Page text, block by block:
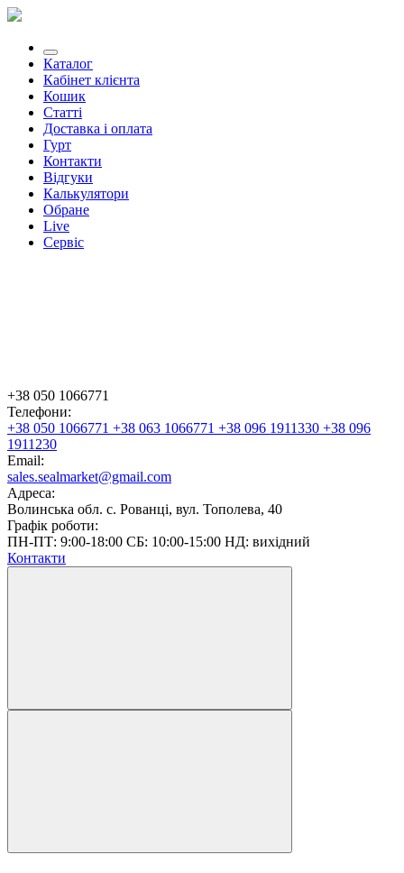
Каталог
Кабінет клієнта
Кошик
Статті
Доставка і оплата
Гурт
Контакти
Відгуки
Калькулятори
Обране
Live
Сервіс
+38 050 1066771
Телефони:
+38 050 1066771 +38 063 1066771 +38 096 1911330 +38 096
1911230
Email:
sales.sealmarket@gmail.com
Адреса:
Волинська обл. с. Рованці, вул. Тополева, 40
Графік роботи:
ПН-ПТ: 9:00-18:00 СБ: 10:00-15:00 НД: вихідний
Контакти